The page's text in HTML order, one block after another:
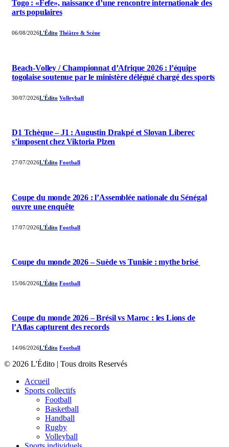
Togo : «Fefe», naissance d’une rencontre internationale des
arts populaires
06/08/2026L'Édito Théâtre & Scène
Beach-Volley / Championnat d’Afrique 2026 : l’équipe
togolaise soutenue par le ministère délégué chargé des sports
30/07/2026L'Édito Volleyball
D1 Tchèque – J1 : Augustin Drakpé et Slovan Liberec
s’imposent chez Viktoria Plzen
27/07/2026L'Édito Football
Coupe du monde 2026 : l’Assemblée nationale du Sénégal
ouvre une enquête
17/07/2026L'Édito Football
Coupe du monde 2026 – Suède vs Tunisie : mythe brisé
15/06/2026L'Édito Football
Coupe du monde 2026 – Brésil vs Maroc : les Lions de
l’Atlas capturent des records
14/06/2026L'Édito Football
© 2026 L'Édito | Tous droits Reservés
Accueil
Sports collectifs
Football
Basketball
Handball
Rugby
Volleyball